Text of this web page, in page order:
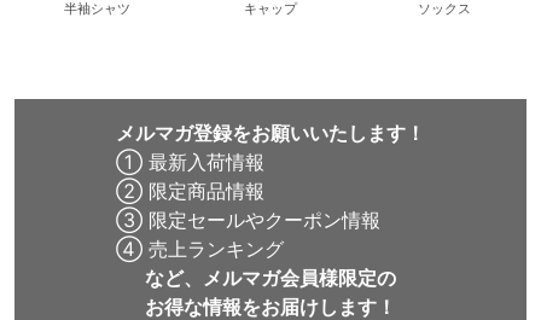
半袖シャツ キャップ ソックス
メルマガ登録をお願いいたします！
① 最新入荷情報
② 限定商品情報
③ 限定セールやクーポン情報
④ 売上ランキング
など、メルマガ会員様限定の
お得な情報をお届けします！